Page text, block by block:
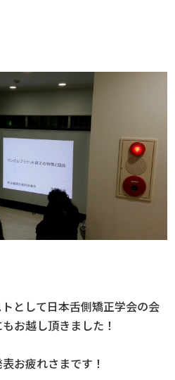
として日本舌側矯正学会の会
お越し頂きました！
お疲れさまです！